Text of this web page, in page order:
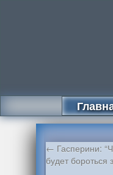
← Гасперини:
будет бороться